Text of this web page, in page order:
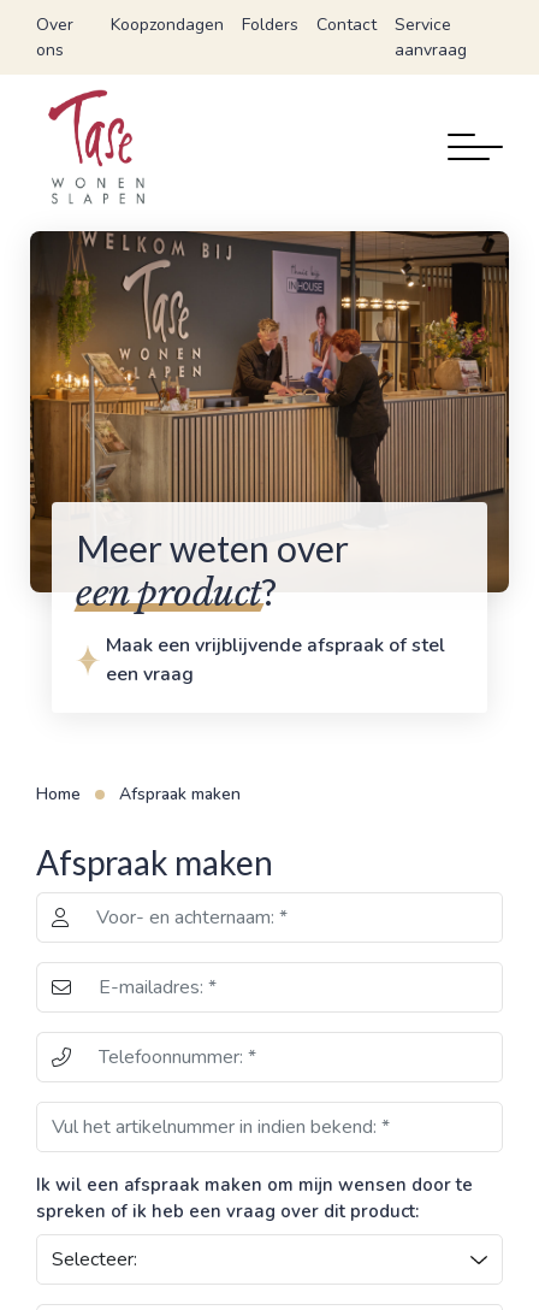
Over
ons
Koopzondagen Folders Contact
Service
aanvraag
Meer weten over
een product?
Maak een vrijblijvende afspraak of stel
een vraag
Home Afspraak maken
Afspraak maken
Ik wil een afspraak maken om mijn wensen door te
spreken of ik heb een vraag over dit product: